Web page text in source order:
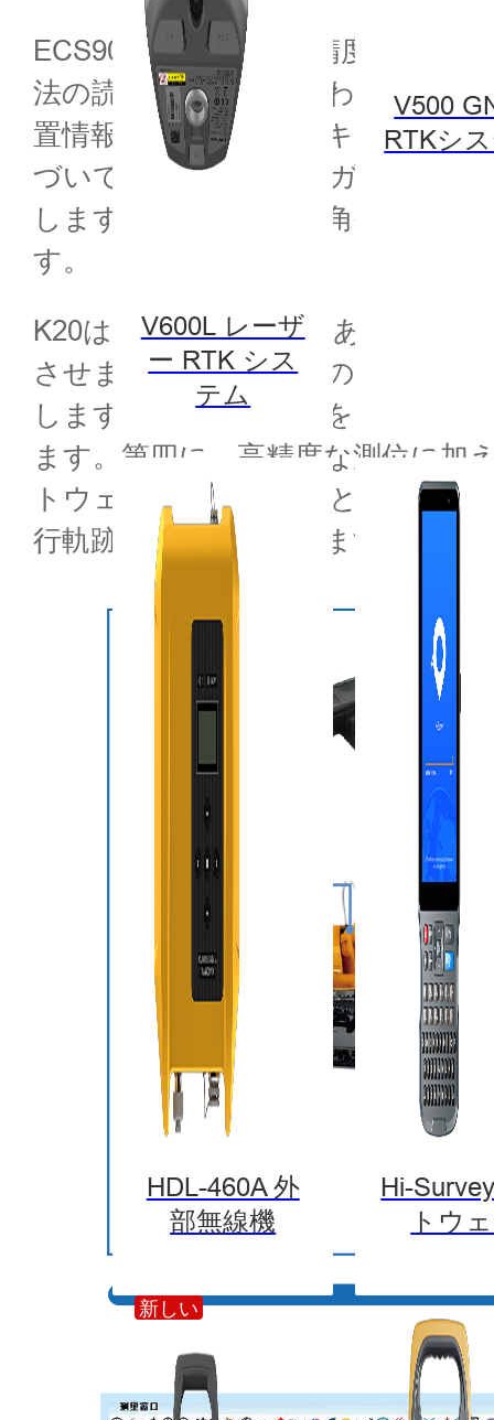
V600L レーザ
ー RTK シス
テム
V500
RTKシ
HDL-460A 外
部無線機
Hi-
トウ
新しい
ECS900は、北斗の高精度測位技
法の読み取りと組み合わせること
置情報を算出します。キャブ内に
づいてオペレーターをガイドする
します。視界の悪い死角や照明条
す。
K20は主に4つの用途があります
させます。第二に、船のコックピ
します。第三に、本体をコックピ
ます。第四に、高精度な測位に加
トウェアと併用することができ
行軌跡を詳細に表示します。